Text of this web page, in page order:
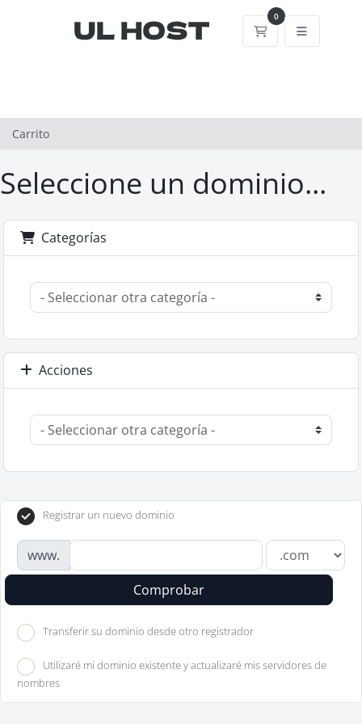
0
Carrito
Carrito
Seleccione un dominio...
Categorías
Acciones
Registrar un nuevo dominio
www.
Comprobar
Transferir su dominio desde otro registrador
Utilizaré mi dominio existente y actualizaré mis servidores de
nombres